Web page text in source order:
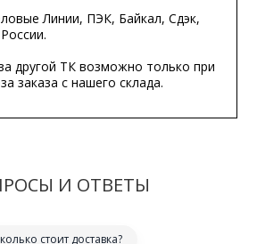
Линии, ПЭК, Байкал, Сдэк,
другой ТК возможно только при
заказа с нашего склада.
И ОТВЕТЫ
стоит доставка?